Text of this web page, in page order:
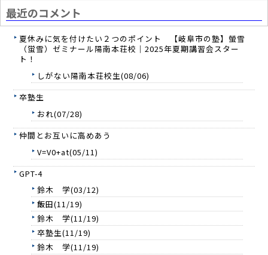
最近のコメント
夏休みに気を付けたい２つのポイント 【岐阜市の塾】螢雪
（蛍雪）ゼミナール陽南本荘校｜2025年夏期講習会スター
ト！
しがない陽南本荘校生(08/06)
卒塾生
おれ(07/28)
仲間とお互いに高めあう
V=V0+at(05/11)
GPT-4
鈴木 学(03/12)
飯田(11/19)
鈴木 学(11/19)
卒塾生(11/19)
鈴木 学(11/19)